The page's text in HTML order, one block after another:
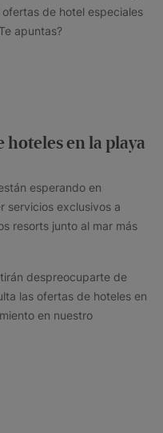
de hotel especiales
apuntas?
hoteles en la playa
esperando en
servicios exclusivos a
resorts junto al mar más
despreocuparte de
las ofertas de hoteles en
en nuestro